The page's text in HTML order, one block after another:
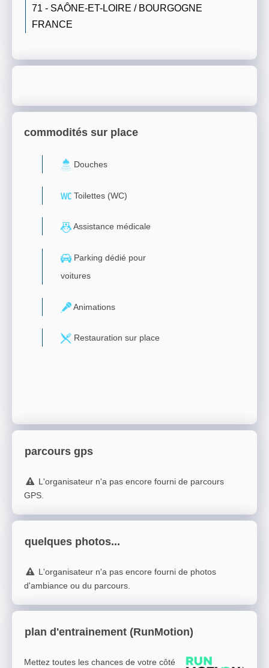
71 - SAÔNE-ET-LOIRE / BOURGOGNE
FRANCE
commodités sur place
Douches
Toilettes (WC)
Assistance médicale
Parking dédié pour
voitures
Animations
Restauration sur place
parcours gps
L'organisateur n'a pas encore fourni de parcours
GPS.
quelques photos...
L'organisateur n'a pas encore fourni de photos
d'ambiance ou du parcours.
plan d'entrainement (RunMotion)
Mettez toutes les chances de votre côté